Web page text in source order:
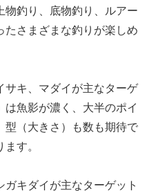
物釣り、底物釣り、ルアー
たさまざまな釣りが楽しめ
サキ、マダイが主なターゲ
は魚影が濃く、大半のポイ
型（大きさ）も数も期待で
す。
キダイが主なターゲット